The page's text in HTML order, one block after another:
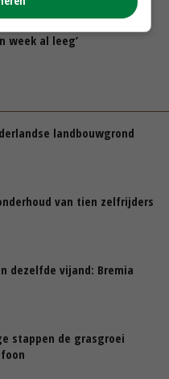
steeds meer problemen:
week al leeg’
landbouwgrond
van tien zelfrijders
dezelfde vijand: Bremia
stappen de grasgroei